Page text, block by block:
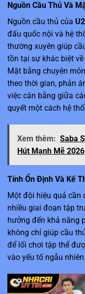
Nguồn Cầu Thủ Và
Nguồn cầu thủ của
đấu quốc nội và hệ
thường xuyên giúp
tồn tại sự khác biệt
Mặt bằng chuyên
theo thời gian, phản
việc cân bằng giữa
quyết một cách hệ
Xem thêm: Saba
Hút Mạnh Mẽ 2026
Tính Ổn Định Và Kế
Một đội hiệu quả cần
nhiều giai đoạn tập
hưởng đến khả năng
không chỉ giúp cầu
để lối chơi tập thể
vào yếu tố ngẫu nhiên.